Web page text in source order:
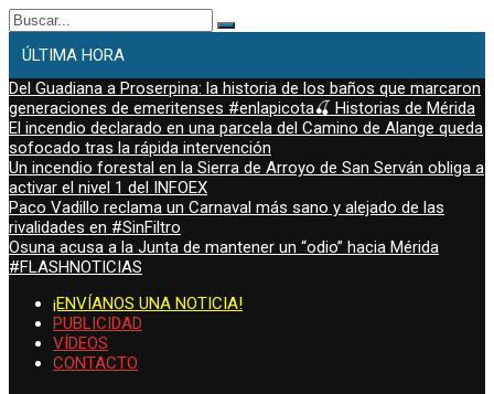
Buscar:
ÚLTIMA HORA
Del Guadiana a Proserpina: la historia de los baños que marcaron
generaciones de emeritenses #enlapicota🍒 Historias de Mérida
El incendio declarado en una parcela del Camino de Alange queda
sofocado tras la rápida intervención
Un incendio forestal en la Sierra de Arroyo de San Serván obliga a
activar el nivel 1 del INFOEX
Paco Vadillo reclama un Carnaval más sano y alejado de las
rivalidades en #SinFiltro
Osuna acusa a la Junta de mantener un “odio” hacia Mérida
#FLASHNOTICIAS
¡ENVÍANOS UNA NOTICIA!
PUBLICIDAD
VÍDEOS
CONTACTO